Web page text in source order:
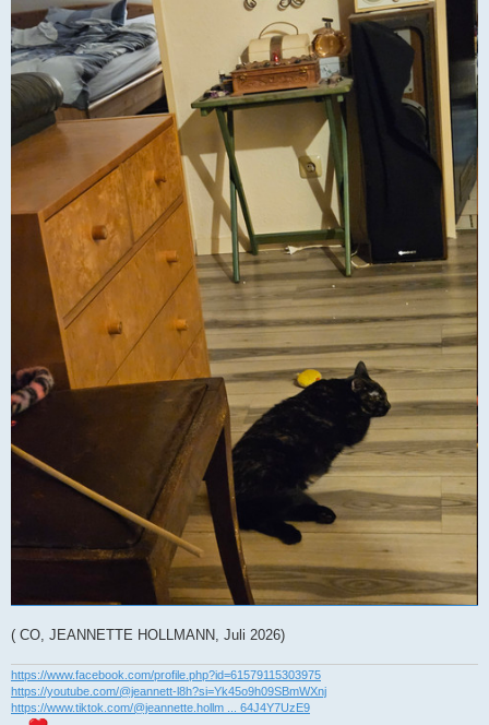
( CO, JEANNETTE HOLLMANN, Juli 2026)
https://www.facebook.com/profile.php?id=61579115303975
https://youtube.com/@jeannett-l8h?si=Yk45o9h09SBmWXnj
https://www.tiktok.com/@jeannette.hollm ... 64J4Y7UzE9